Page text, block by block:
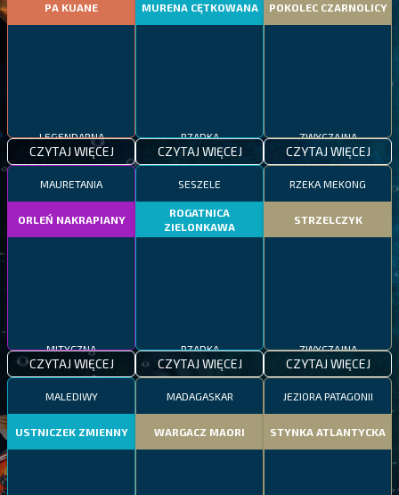
PA KUANE
LEGENDARNA
CZYTAJ WIĘCEJ
MURENA CĘTKOWANA
RZADKA
CZYTAJ WIĘCEJ
POKOLEC CZARNOLICY
ZWYCZAJNA
CZYTAJ WIĘCEJ
MAURETANIA
ORLEŃ NAKRAPIANY
MITYCZNA
CZYTAJ WIĘCEJ
SESZELE
ROGATNICA
ZIELONKAWA
RZADKA
CZYTAJ WIĘCEJ
RZEKA MEKONG
STRZELCZYK
ZWYCZAJNA
CZYTAJ WIĘCEJ
MALEDIWY
USTNICZEK ZMIENNY
MADAGASKAR
WARGACZ MAORI
JEZIORA PATAGONII
STYNKA ATLANTYCKA